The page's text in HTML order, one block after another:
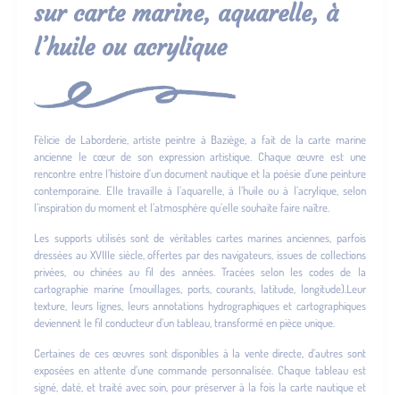
sur carte marine, aquarelle, à
l’huile ou acrylique
Félicie de Laborderie, artiste peintre à Baziège, a fait de la carte marine
ancienne le cœur de son expression artistique. Chaque œuvre est une
rencontre entre l’histoire d’un document nautique et la poésie d’une peinture
contemporaine. Elle travaille à l’aquarelle, à l’huile ou à l’acrylique, selon
l’inspiration du moment et l’atmosphère qu’elle souhaite faire naître.
Les supports utilisés sont de véritables cartes marines anciennes, parfois
dressées au XVIIIe siècle, offertes par des navigateurs, issues de collections
privées, ou chinées au fil des années. Tracées selon les codes de la
cartographie marine (mouillages, ports, courants, latitude, longitude).Leur
texture, leurs lignes, leurs annotations hydrographiques et cartographiques
deviennent le fil conducteur d’un tableau, transformé en pièce unique.
Certaines de ces œuvres sont disponibles à la vente directe, d’autres sont
exposées en attente d’une commande personnalisée. Chaque tableau est
signé, daté, et traité avec soin, pour préserver à la fois la carte nautique et